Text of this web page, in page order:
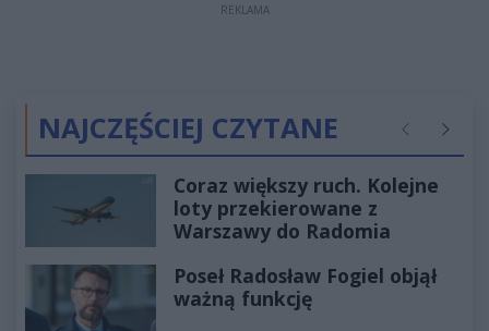
REKLAMA
NAJCZĘŚCIEJ CZYTANE Poprzednie
Coraz większy ruch. Kolejne
loty przekierowane z
Warszawy do Radomia
Poseł Radosław Fogiel objął
ważną funkcję